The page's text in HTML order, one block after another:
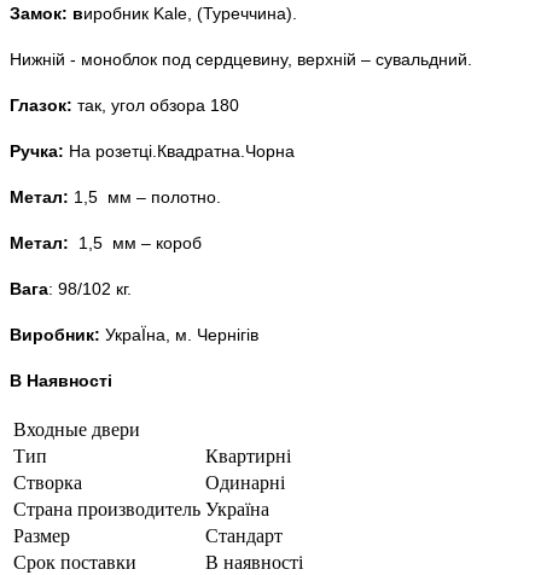
Замок: виробник Kale, (Туреччина).
Нижній - моноблок под сердцевину, верхній – сувальдний.
Глазок: так, угол обзора 180
Ручка: На розетці.Квадратна.Чорна
Метал: 1,5 мм – полотно.
Метал: 1,5 мм – короб
Вага: 98/102 кг.
Виробник: УкраЇна, м. Чернігів
В Наявності
Входные двери
Тип
Квартирні
Створка
Одинарні
Страна производитель Україна
Размер
Стандарт
Срок поставки
В наявності